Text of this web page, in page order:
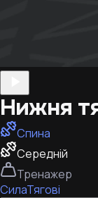
Нижня
Спина
Середній
Тренажер
СилаТягові